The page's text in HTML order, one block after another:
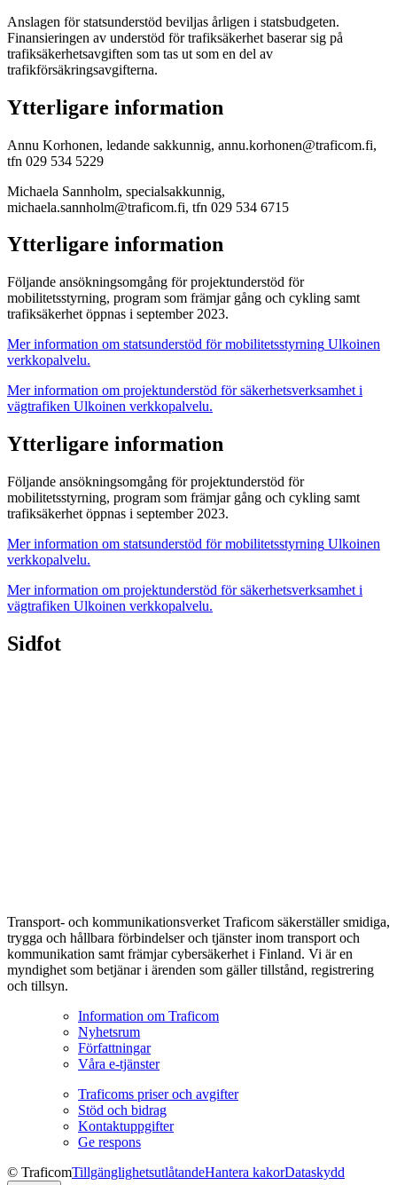
Anslagen för statsunderstöd beviljas årligen i statsbudgeten.
Finansieringen av understöd för trafiksäkerhet baserar sig på
trafiksäkerhetsavgiften som tas ut som en del av
trafikförsäkringsavgifterna.
Ytterligare information
Annu Korhonen, ledande sakkunnig, annu.korhonen@traficom.fi,
tfn 029 534 5229
Michaela Sannholm, specialsakkunnig,
michaela.sannholm@traficom.fi, tfn 029 534 6715
Ytterligare information
Följande ansökningsomgång för projektunderstöd för
mobilitetsstyrning, program som främjar gång och cykling samt
trafiksäkerhet öppnas i september 2023.
Mer information om statsunderstöd för mobilitetsstyrning Ulkoinen
verkkopalvelu.
Mer information om projektunderstöd för säkerhetsverksamhet i
vägtrafiken Ulkoinen verkkopalvelu.
Ytterligare information
Följande ansökningsomgång för projektunderstöd för
mobilitetsstyrning, program som främjar gång och cykling samt
trafiksäkerhet öppnas i september 2023.
Mer information om statsunderstöd för mobilitetsstyrning Ulkoinen
verkkopalvelu.
Mer information om projektunderstöd för säkerhetsverksamhet i
vägtrafiken Ulkoinen verkkopalvelu.
Sidfot
Transport- och kommunikationsverket Traficom säkerställer smidiga,
trygga och hållbara förbindelser och tjänster inom transport och
kommunikation samt främjar cybersäkerhet i Finland. Vi är en
myndighet som betjänar i ärenden som gäller tillstånd, registrering
och tillsyn.
Information om Traficom
Nyhetsrum
Författningar
Våra e-tjänster
Traficoms priser och avgifter
Stöd och bidrag
Kontaktuppgifter
Ge respons
© TraficomTillgänglighetsutlåtandeHantera kakorDataskydd